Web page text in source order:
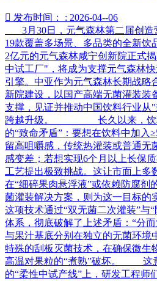
 发布时间： : 2026-04--06
3月30日，元气森林第二届创造
19款覆盖多场景、多品类的全新饮
2亿元的元气森林咸宁创新院正式
中试工厂"，将成为支撑元气森林
引擎。中亚作为元气森林长期战略
新院建设，以国产高端无菌灌装装
支撑，见证并推动中国饮料行业
跨越升级。 长久以来，饮料
的“致命矛盾”：要想在饮料中加入
留高咀嚼感，传统热灌装或普通无
感变差；若想实现6个月以上长保
工艺提出极致挑战。这让市面上多
在“细碎果肉悬浮液”或依赖防腐剂
菌灌装解决方案，则为这一目标的
这项技术通过“双无菌二次灌装”与
体系，彻底破解了上述矛盾：“分
与果汁基底分别在独立的无菌环境
特殊的刮板灭菌技术，在确保微生
高温对果粒的“煮熟”破坏。 这
的“柔性中试产线”上，研发工程师